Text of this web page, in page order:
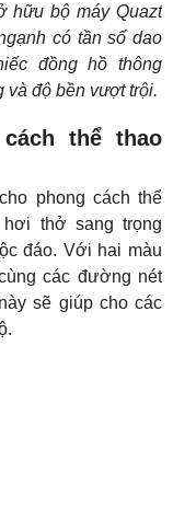
hữu bộ máy Quazt
có tần số dao
đồng hồ thông
và độ bền vượt trội.
thể thao
phong cách thể
thở sang trọng
đáo. Với hai màu
các đường nét
sẽ giúp cho các